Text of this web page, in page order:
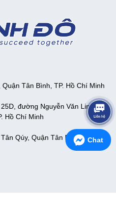
Tân Bình, TP. Hồ Chí Minh
đường Nguyễn Văn Linh,
Hồ Chí Minh
Qúy, Quận Tân Phú, TP. Hồ
Chat